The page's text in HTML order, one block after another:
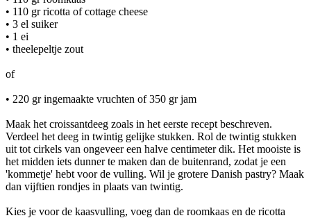
• 110 gr ricotta of cottage cheese
• 3 el suiker
• 1 ei
• theelepeltje zout
of
• 220 gr ingemaakte vruchten of 350 gr jam
Maak het croissantdeeg zoals in het eerste recept beschreven.
Verdeel het deeg in twintig gelijke stukken. Rol de twintig stukken
uit tot cirkels van ongeveer een halve centimeter dik. Het mooiste is
het midden iets dunner te maken dan de buitenrand, zodat je een
'kommetje' hebt voor de vulling. Wil je grotere Danish pastry? Maak
dan vijftien rondjes in plaats van twintig.
Kies je voor de kaasvulling, voeg dan de roomkaas en de ricotta